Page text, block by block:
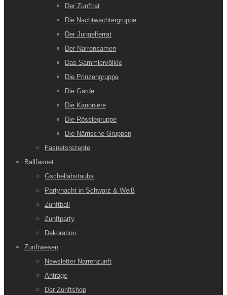
Der Zunftrat
Die Nachtwächtergruppe
Der Jungelferrat
Der Narrensamen
Das Sammlervölkle
Die Prinzengruppe
Die Garde
Die Kanoniere
Die Rösslegruppe
Die Närrische Gruppen
Fasnetsrezepte
Ballfasnet
Gschellabstauba
Partynacht in Schwarz & Weiß
Zunftball
Zunftparty
Dekoration
Zunftwesen
Newsletter Narrenzunft
Anträge
Der Zunftshop